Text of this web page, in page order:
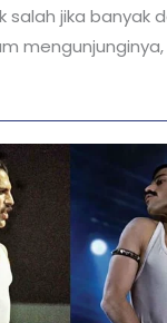
salah jika banyak